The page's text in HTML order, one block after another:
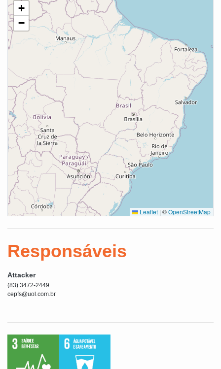
+
−
Leaflet | ©OpenStreetMap
Responsáveis
Attacker
(83) 3472-2449
cepfs@uol.com.br